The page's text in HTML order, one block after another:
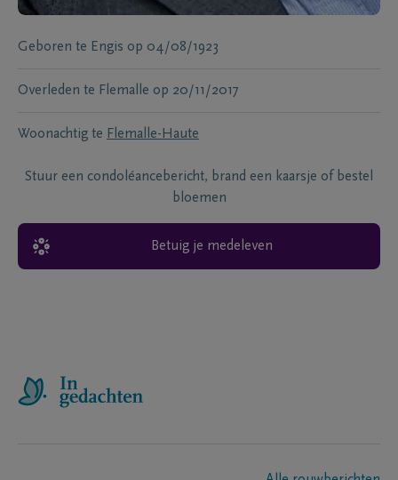
Geboren te Engis op 04/08/1923
Overleden te Flemalle op 20/11/2017
Woonachtig te Flemalle-Haute
Stuur een condoléancebericht, brand een kaarsje of bestel
bloemen
Betuig je medeleven